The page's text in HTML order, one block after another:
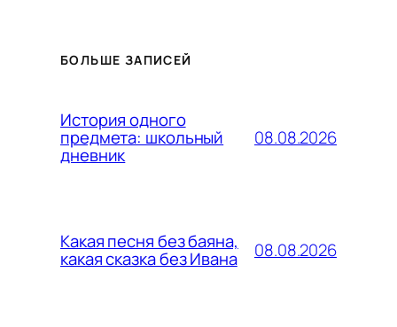
БОЛЬШЕ ЗАПИСЕЙ
История одного
предмета: школьный
дневник
08.08.2026
Какая песня без баяна,
какая сказка без Ивана 08.08.2026